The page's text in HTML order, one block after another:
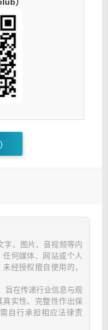
)
字、图片、音视频等内
何媒体、网站或个人
经授权擅自使用的，
旨在传递行业信息与观
真实性、完整性作出保
自行承担相应法律责